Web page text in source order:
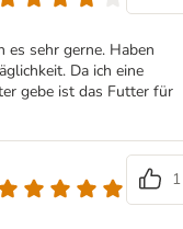
es sehr gerne. Haben
Da ich eine
gebe ist das Futter für
1